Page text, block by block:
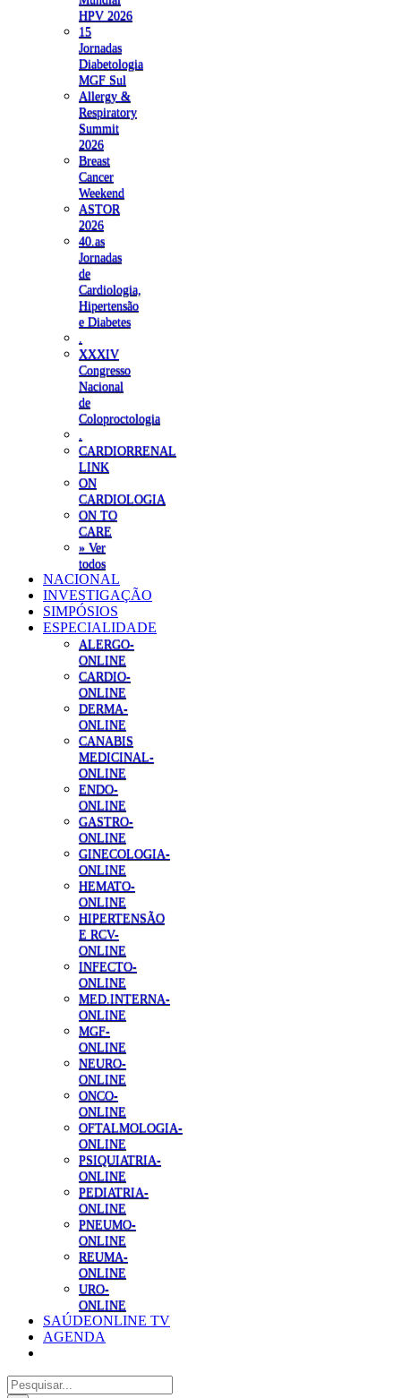
HPV 2026
15
Jornadas
Diabetologia
MGF Sul
Allergy &
Respiratory
Summit
2026
Breast
Cancer
Weekend
ASTOR
2026
40.as
Jornadas
de
Cardiologia,
Hipertensão
e Diabetes
XXXIV
Congresso
Nacional
de
Coloproctologia
CARDIORRENAL
LINK
ON
CARDIOLOGIA
ON TO
CARE
» Ver
todos
NACIONAL
INVESTIGAÇÃO
SIMPÓSIOS
ESPECIALIDADE
ALERGO-
ONLINE
CARDIO-
ONLINE
DERMA-
ONLINE
CANABIS
MEDICINAL-
ONLINE
ENDO-
ONLINE
GASTRO-
ONLINE
GINECOLOGIA-
ONLINE
HEMATO-
ONLINE
HIPERTENSÃO
E RCV-
ONLINE
INFECTO-
ONLINE
MED.INTERNA-
ONLINE
MGF-
ONLINE
NEURO-
ONLINE
ONCO-
ONLINE
OFTALMOLOGIA-
ONLINE
PSIQUIATRIA-
ONLINE
PEDIATRIA-
ONLINE
PNEUMO-
ONLINE
REUMA-
ONLINE
URO-
ONLINE
SAÚDEONLINE TV
AGENDA
Pesquisar